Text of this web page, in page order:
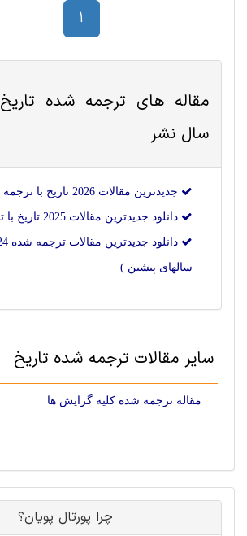
1
مقاله های ترجمه شده تاريخ
سال نشر
جدیدترین مقالات 2026 تاريخ با ترجمه
دانلود جدیدترین مقالات 2025 تاريخ با ترجمه فارسی
سالهای پیشین )
سایر مقالات ترجمه شده تاريخ
مقاله ترجمه شده کلیه گرایش ها
چرا پورتال پویان؟